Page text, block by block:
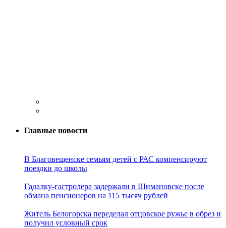
Главные новости
В Благовещенске семьям детей с РАС компенсируют
поездки до школы
Гадалку-гастролера задержали в Шимановске после
обмана пенсионеров на 115 тысяч рублей
Житель Белогорска переделал отцовское ружье в обрез и
получил условный срок